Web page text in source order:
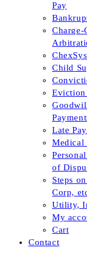
Pay
Child
Eviction
Late
Medical
of
Steps
Corp,
Utility,
My
Cart
Contact